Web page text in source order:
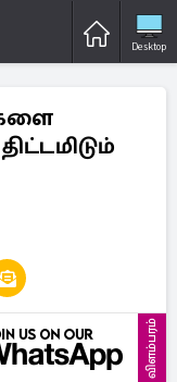
Desktop
விளம்பரம்